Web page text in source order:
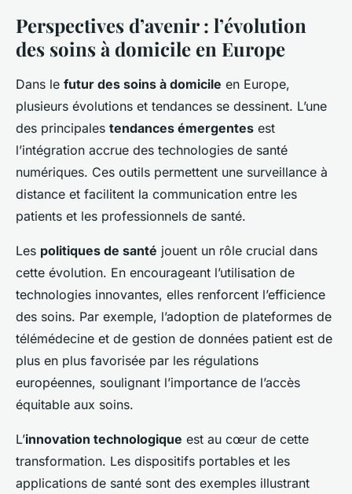
Perspectives d’avenir : l’évolution
des soins à domicile en Europe
Dans le futur des soins à domicile en Europe,
plusieurs évolutions et tendances se dessinent. L’une
des principales tendances émergentes est
l’intégration accrue des technologies de santé
numériques. Ces outils permettent une surveillance à
distance et facilitent la communication entre les
patients et les professionnels de santé.
Les politiques de santé jouent un rôle crucial dans
cette évolution. En encourageant l’utilisation de
technologies innovantes, elles renforcent l’efficience
des soins. Par exemple, l’adoption de plateformes de
télémédecine et de gestion de données patient est de
plus en plus favorisée par les régulations
européennes, soulignant l’importance de l’accès
équitable aux soins.
L’innovation technologique est au cœur de cette
transformation. Les dispositifs portables et les
applications de santé sont des exemples illustrant